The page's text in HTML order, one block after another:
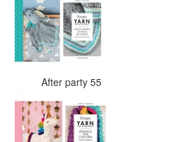
After party 55